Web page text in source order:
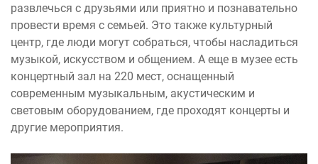
развлечься с друзьями или приятно и познавательно
провести время с семьей. Это также культурный
центр, где люди могут собраться, чтобы насладиться
музыкой, искусством и общением. А еще в музее есть
концертный зал на 220 мест, оснащенный
современным музыкальным, акустическим и
световым оборудованием, где проходят концерты и
другие мероприятия.